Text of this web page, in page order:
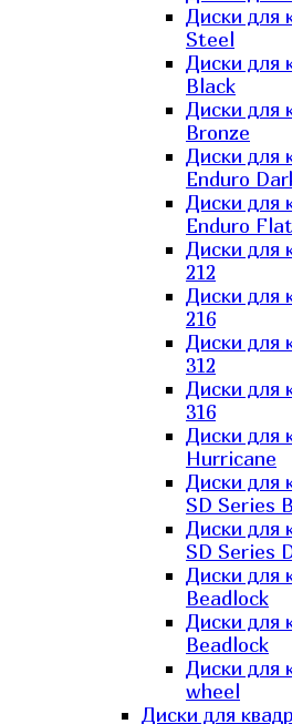
Диски для
Steel
Диски для
Black
Диски для
Bronze
Диски для
Enduro
Диски для
Enduro
Диски для
212
Диски для
216
Диски для
312
Диски для
316
Диски для
Hurricane
Диски для
SD Series
Диски для
SD Series
Диски для
Beadlock
Диски для
Beadlock
Диски для
wheel
Диски для